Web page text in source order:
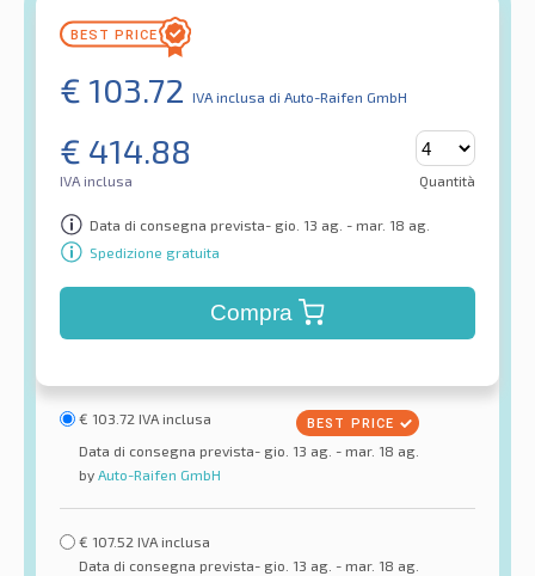
€ 103.72 IVA inclusa di Auto-Raifen GmbH
€ 414.88
IVA inclusa Quantità
Data di consegna prevista- gio. 13 ag. - mar. 18 ag.
Spedizione gratuita
Compra
€ 103.72 IVA inclusa
Data di consegna prevista- gio. 13 ag. - mar. 18 ag.
by Auto-Raifen GmbH
€ 107.52 IVA inclusa
Data di consegna prevista- gio. 13 ag. - mar. 18 ag.